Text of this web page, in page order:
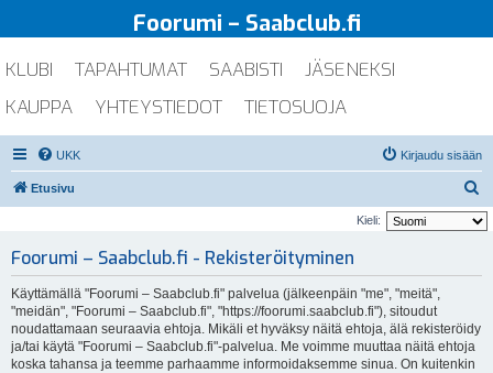
Foorumi – Saabclub.fi
KLUBI TAPAHTUMAT SAABISTI
JÄSENEKSI
KAUPPA
YHTEYSTIEDOT TIETOSUOJA
UKK Kirjaudu sisään
Etusivu
t
Kieli:
Foorumi – Saabclub.fi - Rekisteröityminen
Käyttämällä "Foorumi – Saabclub.fi" palvelua (jälkeenpäin "me", "meitä",
"meidän", "Foorumi – Saabclub.fi", "https://foorumi.saabclub.fi"), sitoudut
noudattamaan seuraavia ehtoja. Mikäli et hyväksy näitä ehtoja, älä rekisteröidy
ja/tai käytä "Foorumi – Saabclub.fi"-palvelua. Me voimme muuttaa näitä ehtoja
koska tahansa ja teemme parhaamme informoidaksemme sinua. On kuitenkin